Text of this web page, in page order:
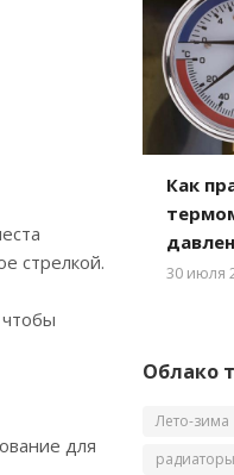
стрелкой.
для
Как
30 июля
Облако
Лето-зима
радиаторы